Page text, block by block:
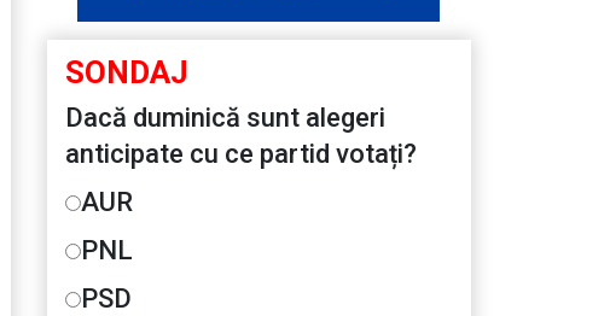
SONDAJ
Dacă duminică sunt alegeri
anticipate cu ce partid votați?
AUR
PNL
PSD